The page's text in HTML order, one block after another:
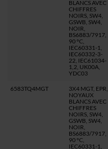
BLANCS AVEC
CHIFFRES
NOIRS, SW4,
GSWB, SW4,
NOIR,
BS6883/7917,
90 °C,
IEC60331-1,
IEC60332-3-
22, IEC61034-
1,2, UK00A,
YDC03
6583TQ4MGT
3X4 MGT, EPR,
NOYAUX
BLANCS AVEC
CHIFFRES
NOIRS, SW4,
GSWB, SW4,
NOIR,
BS6883/7917,
90 °C,
IEC60331-1,